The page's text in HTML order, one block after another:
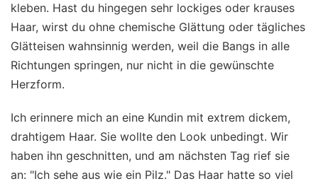
kleben. Hast du hingegen sehr lockiges oder krauses
Haar, wirst du ohne chemische Glättung oder tägliches
Glätteisen wahnsinnig werden, weil die Bangs in alle
Richtungen springen, nur nicht in die gewünschte
Herzform.
Ich erinnere mich an eine Kundin mit extrem dickem,
drahtigem Haar. Sie wollte den Look unbedingt. Wir
haben ihn geschnitten, und am nächsten Tag rief sie
an: "Ich sehe aus wie ein Pilz." Das Haar hatte so viel